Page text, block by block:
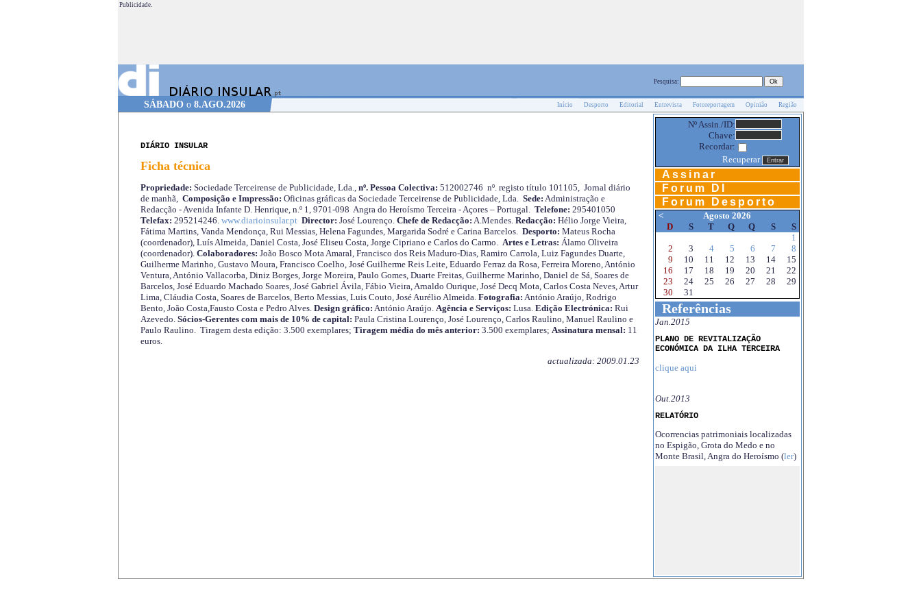
Publicidade.
Pesquisa:
SÁBADO o 8.AGO.2026 Início Desporto Editorial Entrevista Fotoreportagem Opinião Região
DIÁRIO INSULAR
Ficha técnica
Propriedade: Sociedade Terceirense de Publicidade, Lda.,nº. Pessoa Colectiva: 512002746 nº. registo título 101105, Jornal diário
de manhã, Composição e Impressão: Oficinas gráficas da Sociedade Terceirense de Publicidade, Lda. Sede: Administração e
Redacção - Avenida Infante D. Henrique, n.º 1, 9701-098 Angra do Heroísmo Terceira - Açores – Portugal. Telefone: 295401050
Telefax: 295214246. www.diarioinsular.pt Director: José Lourenço. Chefe de Redacção: A.Mendes. Redacção: Hélio Jorge Vieira,
Fátima Martins, Vanda Mendonça, Rui Messias, Helena Fagundes, Margarida Sodré e Carina Barcelos. Desporto: Mateus Rocha
(coordenador), Luís Almeida, Daniel Costa, José Eliseu Costa, Jorge Cipriano e Carlos do Carmo. Artes e Letras: Álamo Oliveira
(coordenador). Colaboradores: João Bosco Mota Amaral, Francisco dos Reis Maduro-Dias, Ramiro Carrola, Luiz Fagundes Duarte,
Guilherme Marinho, Gustavo Moura, Francisco Coelho, José Guilherme Reis Leite, Eduardo Ferraz da Rosa, Ferreira Moreno, António
Ventura, António Vallacorba, Diniz Borges, Jorge Moreira, Paulo Gomes, Duarte Freitas, Guilherme Marinho, Daniel de Sá, Soares de
Barcelos, José Eduardo Machado Soares, José Gabriel Ávila, Fábio Vieira, Arnaldo Ourique, José Decq Mota, Carlos Costa Neves, Artur
Lima, Cláudia Costa, Soares de Barcelos, Berto Messias, Luis Couto, José Aurélio Almeida. Fotografia: António Araújo, Rodrigo
Bento, João Costa,Fausto Costa e Pedro Alves. Design gráfico: António Araújo. Agência e Serviços: Lusa. Edição Electrónica: Rui
Azevedo. Sócios-Gerentes com mais de 10% de capital: Paula Cristina Lourenço, José Lourenço, Carlos Raulino, Manuel Raulino e
Paulo Raulino. Tiragem desta edição: 3.500 exemplares; Tiragem média do mês anterior: 3.500 exemplares; Assinatura mensal: 11
euros.
actualizada: 2009.01.23
Nº Assin./ID:
Chave:
Recordar:
Recuperar
Assinar
Forum DI
Forum Desporto
<
Agosto 2026
D
S T Q Q S
S
1
2
3 4 5 6 7
8
9
10 11 12 13 14
15
16
17 18 19 20 21
22
23
24 25 26 27 28
29
30
31
Referências
Jan.2015
PLANO DE REVITALIZAÇÃO
ECONÓMICA DA ILHA TERCEIRA
clique aqui
Out.2013
RELATÓRIO
Ocorrencias patrimoniais localizadas
no Espigão, Grota do Medo e no
Monte Brasil, Angra do Heroísmo (ler)